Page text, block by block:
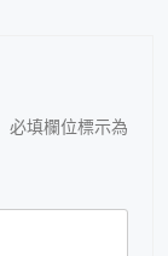
必填欄位標示為